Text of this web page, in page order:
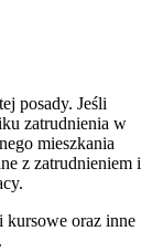
posady. Jeśli
zatrudnienia w
mieszkania
z zatrudnieniem i
kursowe oraz inne